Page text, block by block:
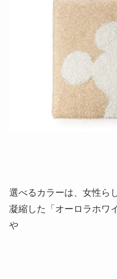
選べるカラーは、女性ら
凝縮した「オーロラホワ
や